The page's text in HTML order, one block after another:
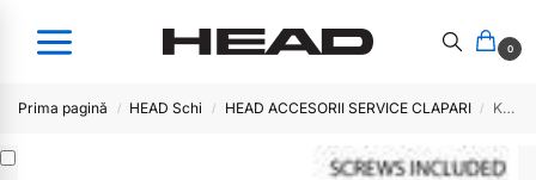
0
Prima pagină / HEAD Schi / HEAD ACCESORII SERVICE CLAPARI / KIT HEEL/TOE TAP RR1/TR11 W7